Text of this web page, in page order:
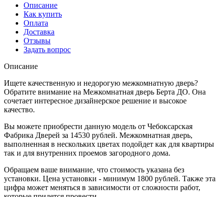
Описание
Как купить
Оплата
Доставка
Отзывы
Задать вопрос
Описание
Ищете качественную и недорогую межкомнатную дверь?
Обратите внимание на Межкомнатная дверь Берта ДО. Она
сочетает интересное дизайнерское решение и высокое
качество.
Вы можете приобрести данную модель от Чебоксарская
Фабрика Дверей за 14530 рублей. Межкомнатная дверь,
выполненная в нескольких цветах подойдет как для квартиры
так и для внутренних проемов загородного дома.
Обращаем ваше внимание, что стоимость указана без
установки. Цена установки - минимум 1800 рублей. Также эта
цифра может меняться в зависимости от сложности работ,